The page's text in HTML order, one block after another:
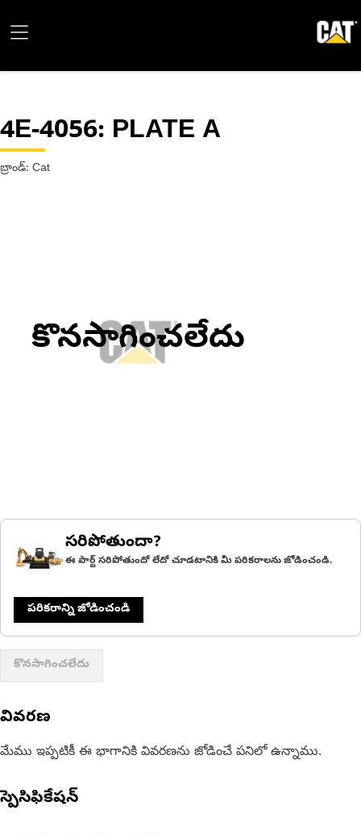
4E-4056: PLATE A
బ్రాండ్: Cat
కొనసాగించలేదు
సరిపోతుందా?
ఈ పార్ట్ సరిపోతుందో లేదో చూడటానికి మీ పరికరాలను జోడించండి.
పరికరాన్ని జోడించండి
కొనసాగించలేదు
వివరణ
మేము ఇప్పటికీ ఈ భాగానికి వివరణను జోడించే పనిలో ఉన్నాము.
స్పెసిఫికేషన్